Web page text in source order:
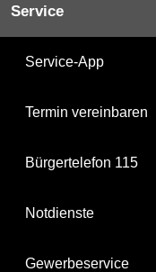
Service
Service-App
Termin vereinbaren
Bürgertelefon 115
Notdienste
Gewerbeservice